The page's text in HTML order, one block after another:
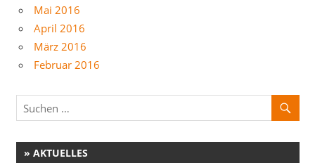
Mai 2016
April 2016
März 2016
Februar 2016
» AKTUELLES